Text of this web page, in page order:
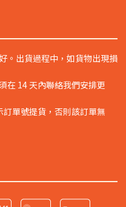
。出貨過程中，如貨物出現損
在 14 天內聯絡我們安排更
單號提貨，否則該訂單無